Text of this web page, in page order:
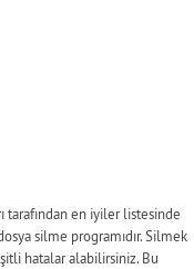
tarafından en iyiler listesinde
silme programıdır. Silmek
hatalar alabilirsiniz. Bu